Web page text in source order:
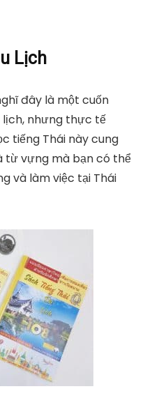
Lịch
đây là một cuốn
lịch, nhưng thực tế
tiếng Thái này cung
từ vựng mà bạn có thể
và làm việc tại Thái